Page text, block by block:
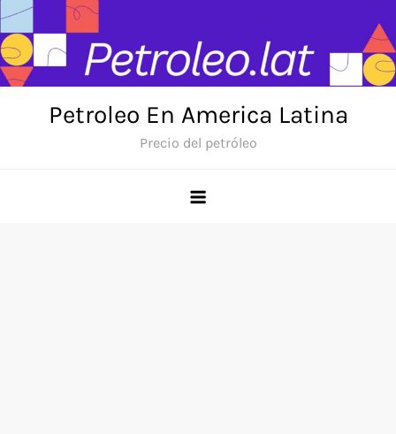
Skip
to
content
Petroleo En America Latina
Precio del petróleo